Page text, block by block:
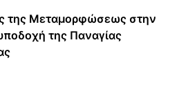
της Μεταμορφώσεως στην
της Παναγίας